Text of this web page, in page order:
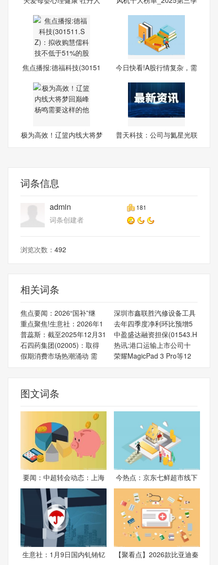
焦点播报:德福科技(30151
今日快看!A股行情复杂，需
极为高效！辽篮内线大将梦
普天科技：公司与氦星光联
词条信息
admin 181
词条创建者
浏览次数： 492
相关词条
焦点要闻：2026“国补”继
深圳市鑫联胜汽修设备工具
重点聚焦!生意社：2026年1
去年四季度净利环比预增5
普蕊斯：截至2025年12月31
中盈盛达融资担保(01543.H
石四药集团(02005)：取得
热讯:港口运输上市公司十
假期消费市场热潮涌动 需
荣耀MagicPad 3 Pro等12
图文词条
要闻：中超转会动态：上海 今热点：京东七鲜超市线下
生意社：1月9日国内钆铕钇 【聚看点】2026款比亚迪秦